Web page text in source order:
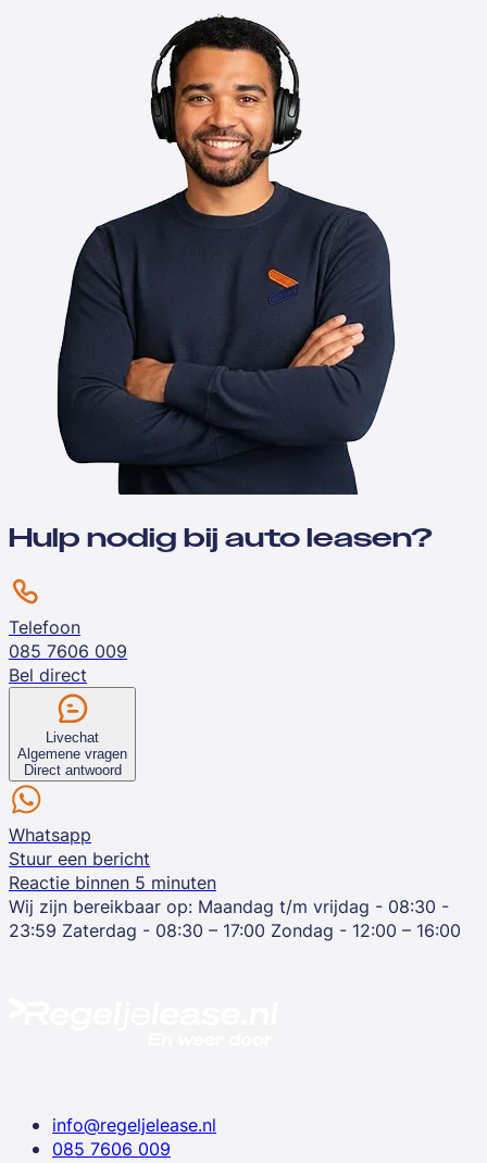
Hulp nodig bij auto leasen?
Telefoon
085 7606 009
Bel direct
Livechat
Algemene vragen
Direct antwoord
Whatsapp
Stuur een bericht
Reactie binnen 5 minuten
Wij zijn bereikbaar op: Maandag t/m vrijdag - 08:30 -
23:59 Zaterdag - 08:30 – 17:00 Zondag - 12:00 – 16:00
info@regeljelease.nl
085 7606 009